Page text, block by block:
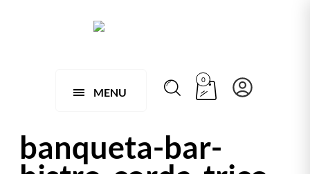
MENU
0
banqueta-bar-